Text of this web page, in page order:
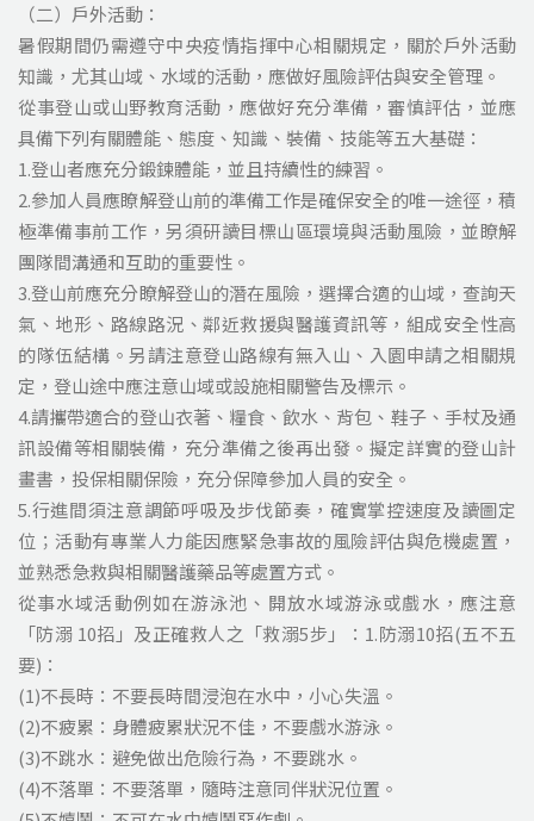
（二）戶外活動：
暑假期間仍需遵守中央疫情指揮中心相關規定，關於戶外活動
知識，尤其山域、水域的活動，應做好風險評估與安全管理。
從事登山或山野教育活動，應做好充分準備，審慎評估，並應
具備下列有關體能、態度、知識、裝備、技能等五大基礎：
1.登山者應充分鍛鍊體能，並且持續性的練習。
2.參加人員應瞭解登山前的準備工作是確保安全的唯一途徑，積
極準備事前工作，另須研讀目標山區環境與活動風險，並瞭解
團隊間溝通和互助的重要性。
3.登山前應充分瞭解登山的潛在風險，選擇合適的山域，查詢天
氣、地形、路線路況、鄰近救援與醫護資訊等，組成安全性高
的隊伍結構。另請注意登山路線有無入山、入園申請之相關規
定，登山途中應注意山域或設施相關警告及標示。
4.請攜帶適合的登山衣著、糧食、飲水、背包、鞋子、手杖及通
訊設備等相關裝備，充分準備之後再出發。擬定詳實的登山計
畫書，投保相關保險，充分保障參加人員的安全。
5.行進間須注意調節呼吸及步伐節奏，確實掌控速度及讀圖定
位；活動有專業人力能因應緊急事故的風險評估與危機處置，
並熟悉急救與相關醫護藥品等處置方式。
從事水域活動例如在游泳池、開放水域游泳或戲水，應注意
「防溺 10招」及正確救人之「救溺5步」：1.防溺10招(五不五
要)：
(1)不長時：不要長時間浸泡在水中，小心失溫。
(2)不疲累：身體疲累狀況不佳，不要戲水游泳。
(3)不跳水：避免做出危險行為，不要跳水。
(4)不落單：不要落單，隨時注意同伴狀況位置。